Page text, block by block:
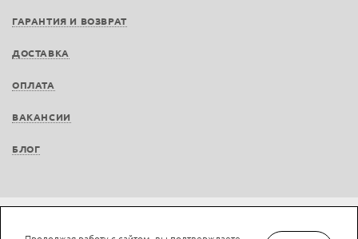
ГАРАНТИЯ И ВОЗВРАТ
ДОСТАВКА
ОПЛАТА
ВАКАНСИИ
БЛОГ
Не является публичной офертой © LAN-art.ru, 2013—2026. Все права защищены.